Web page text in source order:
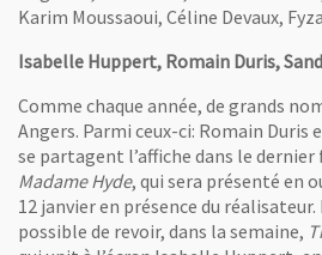
Karim Moussaoui, Céline Devaux,
Isabelle Huppert, Romain Duris,
Comme chaque année, de grands
Angers. Parmi ceux-ci: Romain Duris
se partagent l’affiche dans le
Madame Hyde, qui sera présenté en
12 janvier en présence du
possible de revoir, dans la semaine,